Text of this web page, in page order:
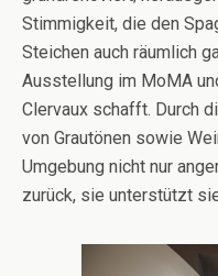
Stimmigkeit, die den
Steichen auch räumlich
Ausstellung im MoMA
Clervaux schafft. Durch
von Grautönen sowie
Umgebung nicht nur
zurück, sie unterstützt